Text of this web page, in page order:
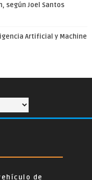
según Joel Santos
Artificial y Machine
de